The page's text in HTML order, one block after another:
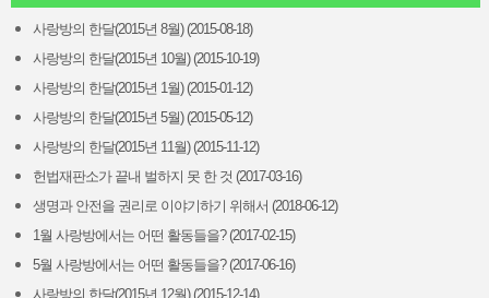
사랑방의 한달(2015년 8월) (2015-08-18)
사랑방의 한달(2015년 10월) (2015-10-19)
사랑방의 한달(2015년 1월) (2015-01-12)
사랑방의 한달(2015년 5월) (2015-05-12)
사랑방의 한달(2015년 11월) (2015-11-12)
헌법재판소가 끝내 벌하지 못 한 것 (2017-03-16)
생명과 안전을 권리로 이야기하기 위해서 (2018-06-12)
1월 사랑방에서는 어떤 활동들을? (2017-02-15)
5월 사랑방에서는 어떤 활동들을? (2017-06-16)
사랑방의 한달(2015년 12월) (2015-12-14)